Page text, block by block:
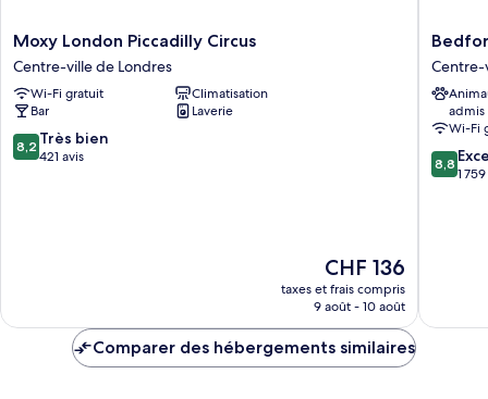
Moxy
London
Piccadilly
Circus
Centre-
ville
de
Moxy London Piccadilly Circus
Centre-ville de Londres
Wi-Fi gratuit
Climatisation
Bar
Laverie
8.2
sur
8,2 Très bien
421 avis
Le
nouveau
prix
de
CHF 136
taxes et frais compris
9 août - 10 août
Bedford
Hotel
Centre-
ville
Londres
Centre-
admis
Wi-Fi
8.8
sur
8,8
1
Comparer des hébergements similaires